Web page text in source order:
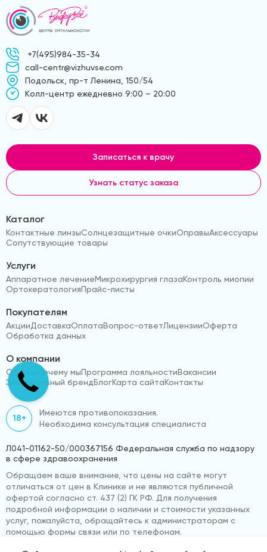
+7(495)984-35-34
call-centr@vizhuvse.com
Подольск, пр-т Ленина, 150/54
Kолл-центр ежедневно 9:00 – 20:00
Записаться к врачу
Узнать статус заказа
Каталог
Контактные линзыСолнцезащитные очкиОправыАксессуары
Сопутствующие товары
Услуги
Аппаратное лечениеМикрохирургия глазаКонтроль миопии
ОртокератологияПрайс-листы
Покупателям
АкцииДоставкаОплатаВопрос-ответЛицензииОферта
Обработка данных
О компании
Отзывы Почему мыПрограмма лояльностиВакансии
Эксклюзивный брендБлогКарта сайтаКонтакты
18+
Имеются противопоказания.
Необходима консультация специалиста
Л041-01162-50/000367156 Федеральная служба по надзору
в сфере здравоохранения
Обращаем ваше внимание, что цены на сайте могут
отличаться от цен в Клинике и не являются публичной
офертой согласно ст. 437 (2) ГК РФ. Для получения
подробной информации о наличии и стоимости указанных
услуг, пожалуйста, обращайтесь к администраторам с
помощью формы связи или по телефонам.